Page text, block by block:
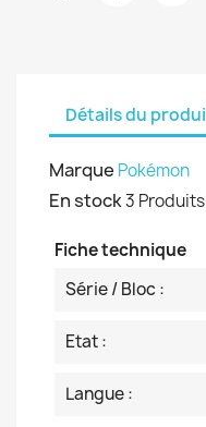
Détails du
Marque Pokémon
En stock3 Produits
Fiche technique
Série / Bloc :
Etat :
Langue :